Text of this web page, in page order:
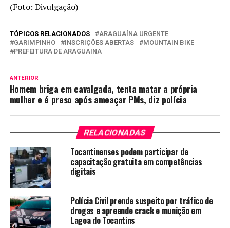
(Foto: Divulgação)
TÓPICOS RELACIONADOS
ARAGUAÍNA URGENTE
GARIMPINHO
INSCRIÇÕES ABERTAS
MOUNTAIN BIKE
PREFEITURA DE ARAGUAINA
ANTERIOR
Homem briga em cavalgada, tenta matar a própria
mulher e é preso após ameaçar PMs, diz polícia
RELACIONADAS
Tocantinenses podem participar de
capacitação gratuita em competências
digitais
Polícia Civil prende suspeito por tráfico de
drogas e apreende crack e munição em
Lagoa do Tocantins